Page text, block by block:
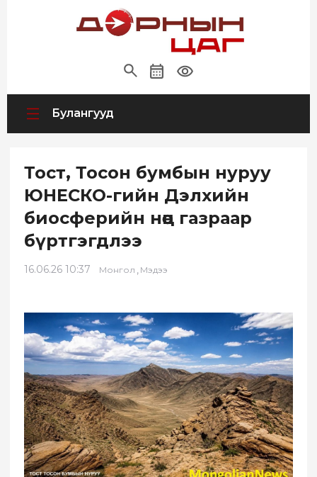
Булангууд
Тост, Тосон бумбын нуруу
ЮНЕСКО-гийн Дэлхийн
биосферийн нөөц газраар
бүртгэгдлээ
16.06.26 10:37 Монгол , Мэдээ